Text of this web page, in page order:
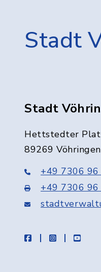
Stadt
Stadt
Hettstedter
89269 Vöhringen
+49 7306
+49 7306
facebookinstagram